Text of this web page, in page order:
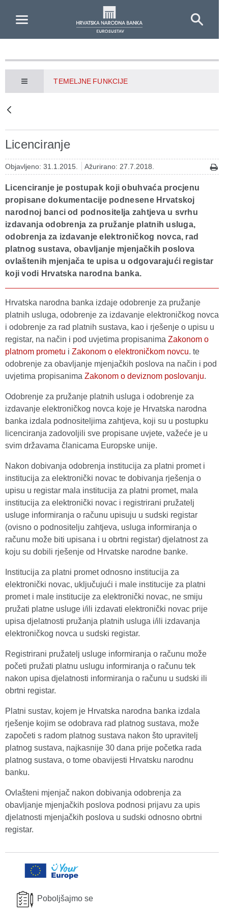
TEMELJNE FUNKCIJE
Licenciranje
Objavljeno: 31.1.2015. Ažurirano: 27.7.2018.
Licenciranje je postupak koji obuhvaća procjenu
propisane dokumentacije podnesene Hrvatskoj
narodnoj banci od podnositelja zahtjeva u svrhu
izdavanja odobrenja za pružanje platnih usluga,
odobrenja za izdavanje elektroničkog novca, rad
platnog sustava, obavljanje mjenjačkih poslova
ovlaštenih mjenjača te upisa u odgovarajući registar
koji vodi Hrvatska narodna banka.
Hrvatska narodna banka izdaje odobrenje za pružanje
platnih usluga, odobrenje za izdavanje elektroničkog novca
i odobrenje za rad platnih sustava, kao i rješenje o upisu u
registar, na način i pod uvjetima propisanima Zakonom o
platnom prometu i Zakonom o elektroničkom novcu. te
odobrenje za obavljanje mjenjačkih poslova na način i pod
uvjetima propisanima Zakonom o deviznom poslovanju.
Odobrenje za pružanje platnih usluga i odobrenje za
izdavanje elektroničkog novca koje je Hrvatska narodna
banka izdala podnositeljima zahtjeva, koji su u postupku
licenciranja zadovoljili sve propisane uvjete, važeće je u
svim državama članicama Europske unije.
Nakon dobivanja odobrenja institucija za platni promet i
institucija za elektronički novac te dobivanja rješenja o
upisu u registar mala institucija za platni promet, mala
institucija za elektronički novac i registrirani pružatelj
usluge informiranja o računu upisuju u sudski registar
(ovisno o podnositelju zahtjeva, usluga informiranja o
računu može biti upisana i u obrtni registar) djelatnost za
koju su dobili rješenje od Hrvatske narodne banke.
Institucija za platni promet odnosno institucija za
elektronički novac, uključujući i male institucije za platni
promet i male institucije za elektronički novac, ne smiju
pružati platne usluge i/ili izdavati elektronički novac prije
upisa djelatnosti pružanja platnih usluga i/ili izdavanja
elektroničkog novca u sudski registar.
Registrirani pružatelj usluge informiranja o računu može
početi pružati platnu uslugu informiranja o računu tek
nakon upisa djelatnosti informiranja o računu u sudski ili
obrtni registar.
Platni sustav, kojem je Hrvatska narodna banka izdala
rješenje kojim se odobrava rad platnog sustava, može
započeti s radom platnog sustava nakon što upravitelj
platnog sustava, najkasnije 30 dana prije početka rada
platnog sustava, o tome obavijesti Hrvatsku narodnu
banku.
Ovlašteni mjenjač nakon dobivanja odobrenja za
obavljanje mjenjačkih poslova podnosi prijavu za upis
djelatnosti mjenjačkih poslova u sudski odnosno obrtni
registar.
Poboljšajmo se